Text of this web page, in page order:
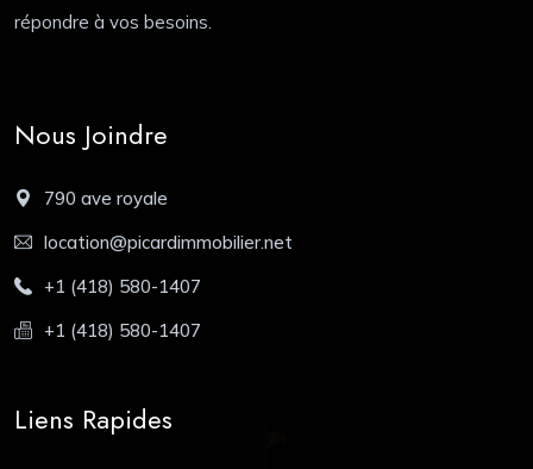
répondre à vos besoins.
Nous Joindre
790 ave royale
location@picardimmobilier.net
+1 (418) 580-1407
+1 (418) 580-1407
Liens Rapides